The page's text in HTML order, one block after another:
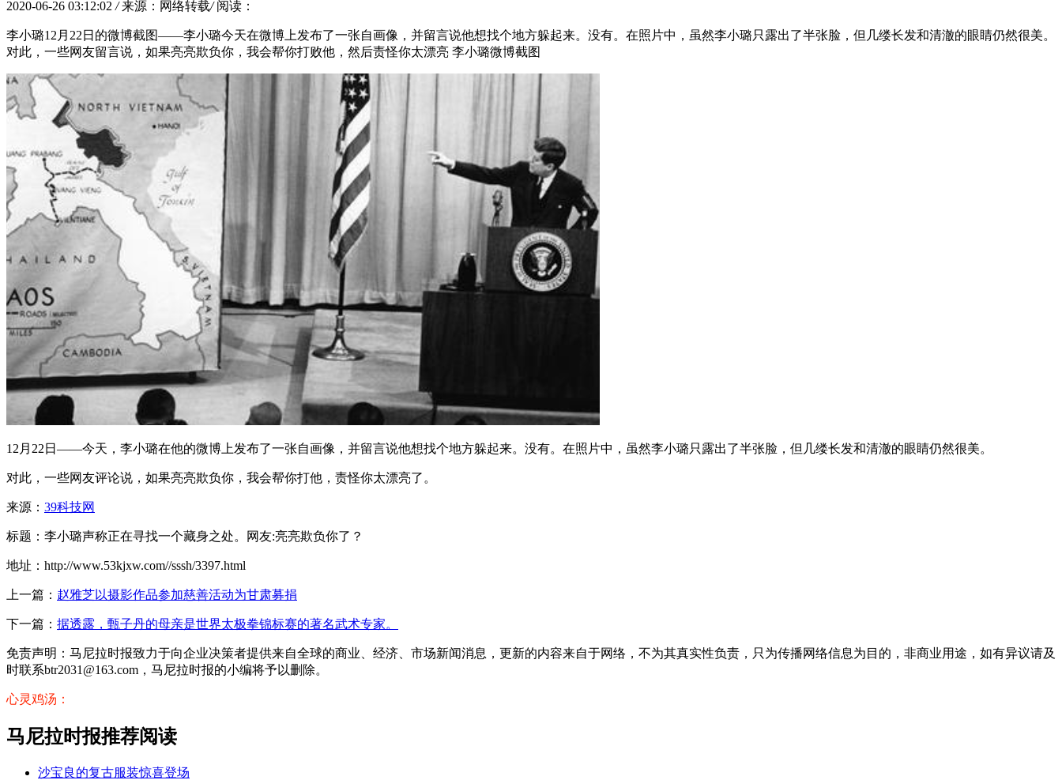
2020-06-26 03:12:02 / 来源：网络转载/ 阅读：
李小璐12月22日的微博截图——李小璐今天在微博上发布了一张自画像，并留言说他想找个地方躲起来。没有。在照片中，虽然李小璐只露出了半张脸，但几缕长发和清澈的眼睛仍然很美。
对此，一些网友留言说，如果亮亮欺负你，我会帮你打败他，然后责怪你太漂亮 李小璐微博截图
12月22日——今天，李小璐在他的微博上发布了一张自画像，并留言说他想找个地方躲起来。没有。在照片中，虽然李小璐只露出了半张脸，但几缕长发和清澈的眼睛仍然很美。
对此，一些网友评论说，如果亮亮欺负你，我会帮你打他，责怪你太漂亮了。
来源： 39科技网
标题：李小璐声称正在寻找一个藏身之处。网友:亮亮欺负你了？
地址：http://www.53kjxw.com//sssh/3397.html
上一篇： 赵雅芝以摄影作品参加慈善活动为甘肃募捐
下一篇： 据透露，甄子丹的母亲是世界太极拳锦标赛的著名武术专家。
免责声明：马尼拉时报致力于向企业决策者提供来自全球的商业、经济、市场新闻消息，更新的内容来自于网络，不为其真实性负责，只为传播网络信息为目的，非商业用途，如有异议请及
时联系btr2031@163.com，马尼拉时报的小编将予以删除。
心灵鸡汤：
马尼拉时报推荐阅读
沙宝良的复古服装惊喜登场